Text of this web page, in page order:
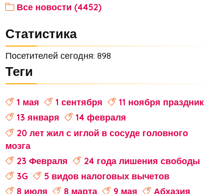
Все новости (4452)
Статистика
Посетителей сегодня: 898
Теги
1 мая 1 сентября
11 ноября праздник
13 января
14 февраля
20 лет жил с иглой в сосуде головного
мозга
23 Февраля
24 года лишения свободы
3G
5 видов налоговых вычетов
8 июля
8 марта 9 мая Абхазия